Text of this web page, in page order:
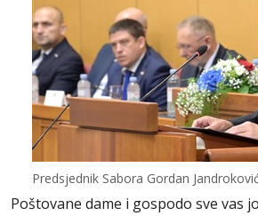
Predsjednik Sabora Gordan Jandroković
Poštovane dame i gospodo sve vas